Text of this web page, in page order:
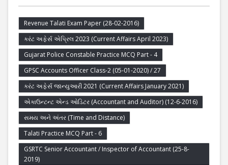
Revenue Talati Exam Paper (28-02-2016)
કરંટ અફેર્સ એપ્રિલ 2023 (Current Affairs April 2023)
Gujarat Police Constable Practice MCQ Part - 4
GPSC Accounts Officer Class-2 (05-01-2020) / 27
કરંટ અફેર્સ જાન્યુઆરી 2021 (Current Affairs January 2021)
એકાઉન્ટન્ટ એન્ડ ઓડિટર (Accountant and Auditor) (12-6-2016)
સમય અને અંતર (Time and Distance)
Talati Practice MCQ Part - 6
GSRTC Senior Accountant / Inspector of Accountant (25-8-
2019)